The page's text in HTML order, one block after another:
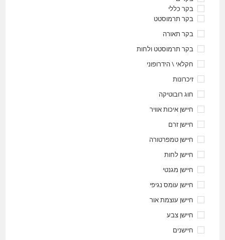
בקר כללי
בקר תרמוסטט
בקר תאורה
בקר תרמוסטט ולחות
חקלאי \ הידרופוני
זיכרונות
חוג רובוטיקה
חיישן איכות אוויר
חיישן זרם
חיישן טמפרטורה
חיישן לחות
חיישן מגנטי
חיישן עומס נגיפי
חיישן עוצמת אור
חיישן צבע
חיישנים